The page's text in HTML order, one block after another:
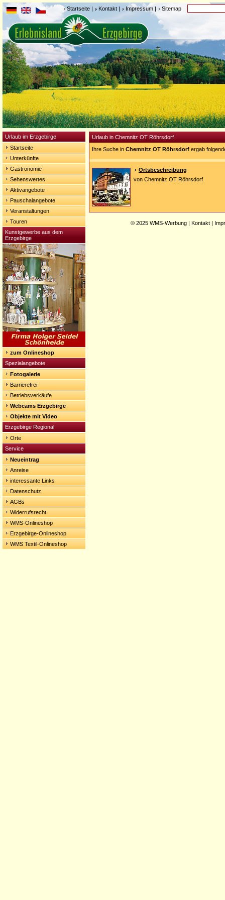
Startseite | Kontakt | Impressum | Sitemap
Urlaub im Erzgebirge
Startseite
Unterkünfte
Gastronomie
Sehenswertes
Aktivangebote
Pauschalangebote
Veranstaltungen
Touren
Kunstgewerbe aus dem
Erzgebirge
zum Onlineshop
Spezialangebote
Fotogalerie
Barrierefrei
Betriebsverkäufe
Webcams Erzgebirge
Objekte mit Video
Erzgebirge Regional
Orte
Service
Neueintrag
Anreise
interessante Links
Datenschutz
AGBs
Widerrufsrecht
WMS-Onlineshop
Erzgebirge-Onlineshop
WMS Textil-Onlineshop
Urlaub in Chemnitz OT Röhrsdorf
Ihre Suche in Chemnitz OT Röhrsdorf ergab
Ortsbeschreibung
von Chemnitz OT Röhrsdorf
© 2025 WMS-Werbung | Kontakt |